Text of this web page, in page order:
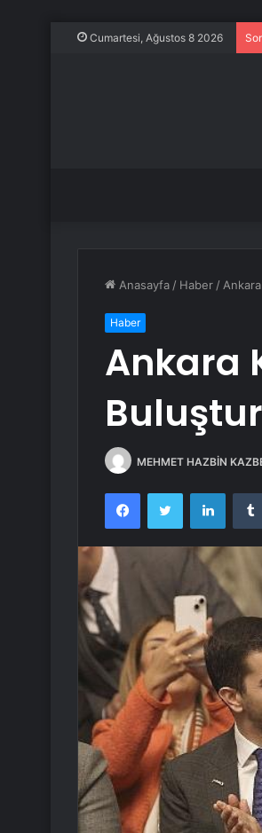
Cumartesi, Ağustos 8 2026
Anasayfa / Haber /
Haber
Ankara
MEHMET HAZBİN
FacebookTwitter